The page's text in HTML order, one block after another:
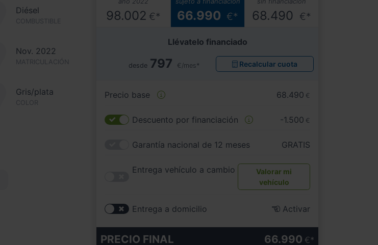
Diésel
COMBUSTIBLE
Nov. 2022
MATRICULACIÓN
Gris/plata
COLOR
98.002 €* 66.990 €* 68.490 €*
Llévatelo financiado
desde 797 €/mes* Recalcular cuota
Precio base 68.490 €
Descuento por financiación -1.500 €
Garantía nacional de 12 meses GRATIS
Entrega vehículo a cambio
Valorar mi
vehículo
Entrega a domicilio Activar
PRECIO FINAL 66.990 €